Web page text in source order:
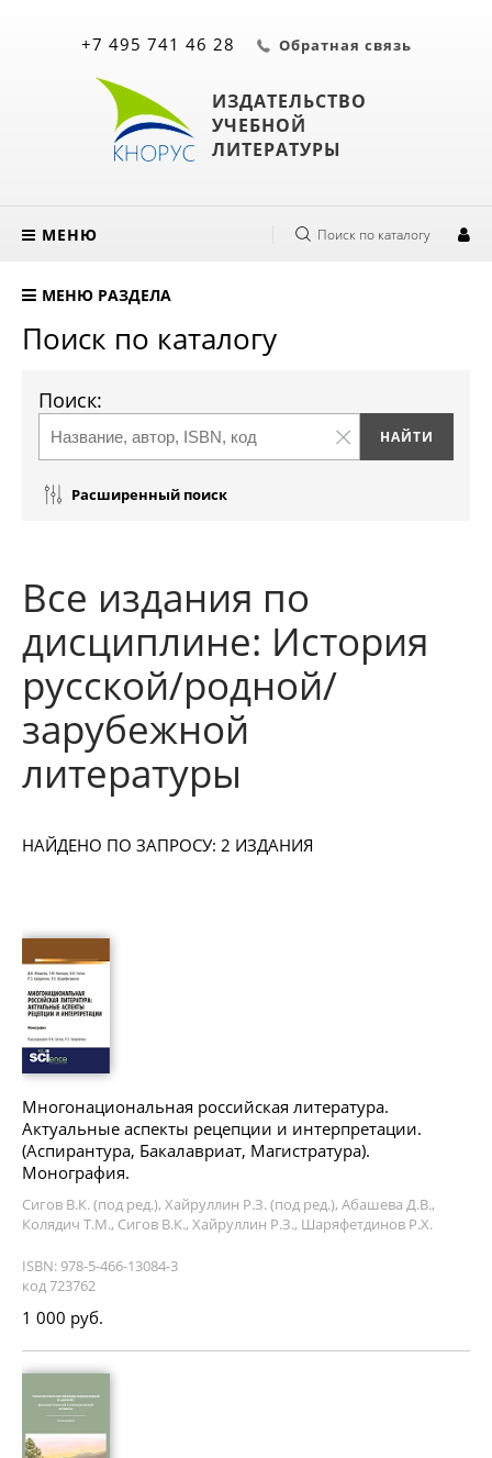
ИЗДАТЕЛЬСТВО
УЧЕБНОЙ
ЛИТЕРАТУРЫ
+7 495 741 46 28 Обратная связь
МЕНЮ Поиск по каталогу
МЕНЮ РАЗДЕЛА
Поиск по каталогу
Поиск:
Расширенный поиск
Все издания по
дисциплине: История
русской/родной/
зарубежной
литературы
НАЙДЕНО ПО ЗАПРОСУ: 2 ИЗДАНИЯ
Многонациональная российская литература.
Актуальные аспекты рецепции и интерпретации.
(Аспирантура, Бакалавриат, Магистратура).
Монография.
Сигов В.К. (под ред.), Хайруллин Р.З. (под ред.), Абашева Д.В.,
Колядич Т.М., Сигов В.К., Хайруллин Р.З., Шаряфетдинов Р.Х.
ISBN: 978-5-466-13084-3
код 723762
1 000 руб.